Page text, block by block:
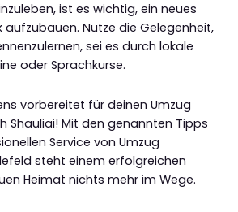
ist es wichtig, ein neues
aufzubauen. Nutze die Gelegenheit,
sei es durch lokale
oder Sprachkurse.
vorbereitet für deinen Umzug
Shauliai! Mit den genannten Tipps
Service von Umzug
steht einem erfolgreichen
Heimat nichts mehr im Wege.